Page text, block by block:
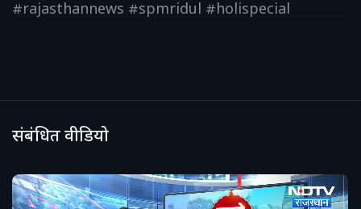
#rajasthannews #spmridul #holispecial
संबंधित वीडियो